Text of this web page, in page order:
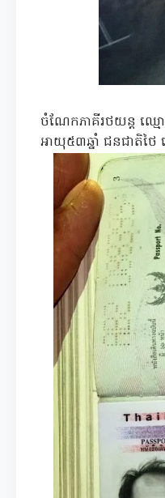
ចំណែកភាគីរថយន្ត ឈ្ម
អាយុ៥៣ឆ្នាំ ជនជាតិថៃ